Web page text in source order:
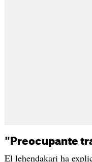
"Preocupante
El lehendakari ha